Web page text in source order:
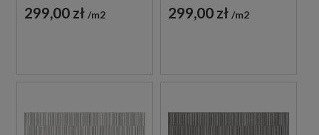
DEKORACYJNA
299,00 zł m2
DEKORACYJNA
299,00 zł m2